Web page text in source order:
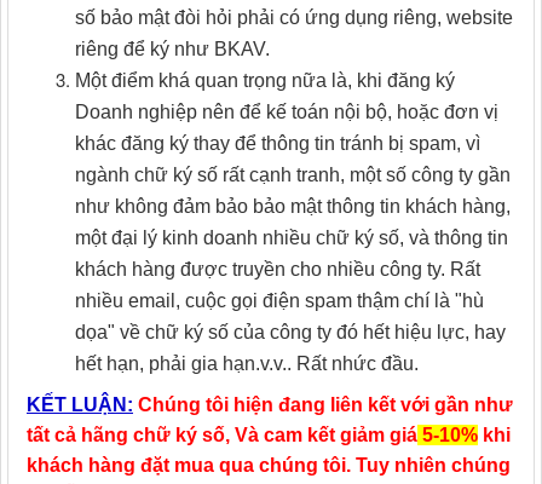
số bảo mật đòi hỏi phải có ứng dụng riêng, website
riêng để ký như BKAV.
Một điểm khá quan trọng nữa là, khi đăng ký
Doanh nghiệp nên để kế toán nội bộ, hoặc đơn vị
khác đăng ký thay để thông tin tránh bị spam, vì
ngành chữ ký số rất cạnh tranh, một số công ty gần
như không đảm bảo bảo mật thông tin khách hàng,
một đại lý kinh doanh nhiều chữ ký số, và thông tin
khách hàng được truyền cho nhiều công ty. Rất
nhiều email, cuộc gọi điện spam thậm chí là "hù
dọa" về chữ ký số của công ty đó hết hiệu lực, hay
hết hạn, phải gia hạn.v.v.. Rất nhức đầu.
KẾT LUẬN : Chúng tôi hiện đang liên kết với gần như
tất cả hãng chữ ký số, Và cam kết giảm giá 5-10% khi
khách hàng đặt mua qua chúng tôi. Tuy nhiên chúng